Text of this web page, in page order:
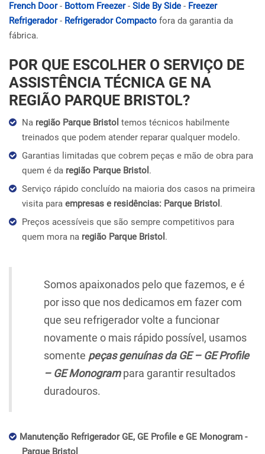
French Door- Bottom Freezer- Side By Side - Freezer
Refrigerador- Refrigerador Compacto fora da garantia da
fábrica.
POR QUE ESCOLHER O SERVIÇO DE
ASSISTÊNCIA TÉCNICA GE NA
REGIÃO PARQUE BRISTOL?
Na região Parque Bristol temos técnicos habilmente
treinados que podem atender reparar qualquer modelo.
Garantias limitadas que cobrem peças e mão de obra para
quem é da região Parque Bristol .
Serviço rápido concluído na maioria dos casos na primeira
visita para empresas e residências: Parque Bristol .
Preços acessíveis que são sempre competitivos para
quem mora na região Parque Bristol .
Somos apaixonados pelo que fazemos, e é
por isso que nos dedicamos em fazer com
que seu refrigerador volte a funcionar
novamente o mais rápido possível, usamos
somente peças genuínas da GE – GE Profile
– GE Monogrampara garantir resultados
duradouros.
Manutenção Refrigerador GE, GE Profile e GE Monogram -
Parque Bristol